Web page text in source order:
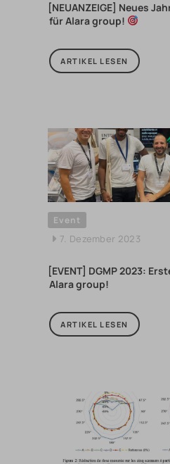
[NEUANZEIGE] Neues
für Alara group!
ARTIKEL LESEN
Event
7. Dezember 2023
[EVENT] DGMP 2023:
Alara group!
ARTIKEL LESEN